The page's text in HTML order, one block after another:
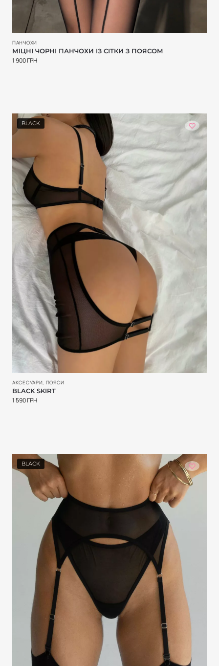
ПАНЧОХИ
МІЦНІ ЧОРНІ ПАНЧОХИ ІЗ СІТКИ З ПОЯСОМ
1 900ГРН
BLACK
АКСЕСУАРИ, ПОЯСИ
BLACK SKIRT
1 590ГРН
BLACK